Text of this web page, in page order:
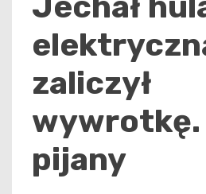
zaliczył
wywrotkę.
pijany